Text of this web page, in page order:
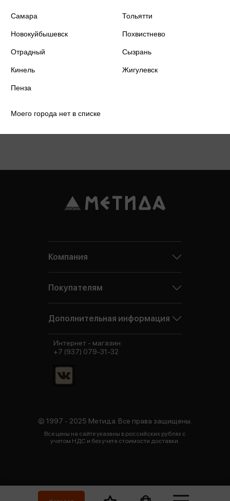
Подробнее о дисконтной карте
Самара Тольятти
Новокуйбышевск Похвистнево
Отрадный Сызрань
Кинель Жигулевск
Пенза
Моего города нет в списке
Компания
Покупателям
Дополнительная информация
© 1997 - 2025 Метида. Все права защищены.
Все цены на сайте указаны в российских рублях с
учетом НДС и без учета стоимости доставки.
Интернет - магазин:
+7 (937) 079-31-32